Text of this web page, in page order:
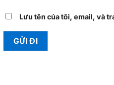
Lưu tên của tôi, email, và